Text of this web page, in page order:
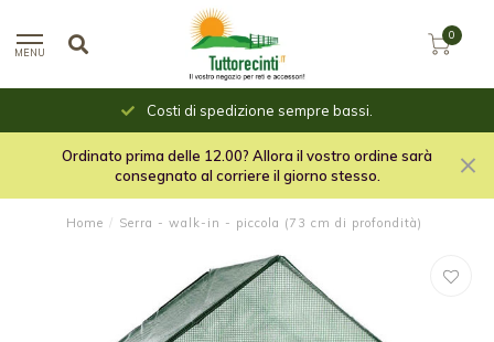
MENU
0
Costi di spedizione sempre bassi.
Ordinato prima delle 12.00? Allora il vostro ordine sarà
consegnato al corriere il giorno stesso.
Home / Serra - walk-in - piccola (73 cm di profondità)